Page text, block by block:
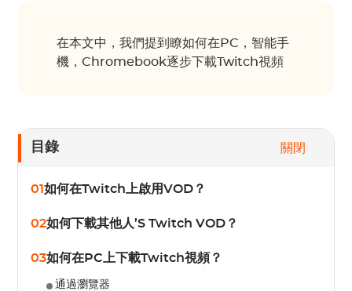
在本文中，我們提到瞭如何在PC，智能手
機，Chromebook逐步下載Twitch視頻
目錄 關閉
01如何在Twitch上啟用VOD？
02如何下載其他人’S Twitch VOD？
03如何在PC上下載Twitch視頻？
通過瀏覽器